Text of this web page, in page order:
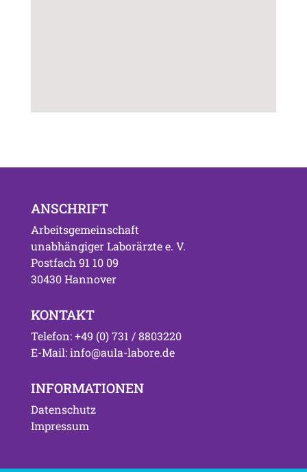
ANSCHRIFT
Arbeitsgemeinschaft
unabhängiger Laborärzte e. V.
Postfach 91 10 09
30430 Hannover
KONTAKT
Telefon: +49 (0) 731 / 8803220
E-Mail: info@aula-labore.de
INFORMATIONEN
Datenschutz
Impressum